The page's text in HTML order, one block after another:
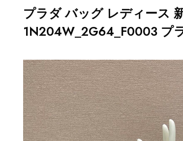
プラダ バッグ レディース
1N204W_2G64_F0003 プ